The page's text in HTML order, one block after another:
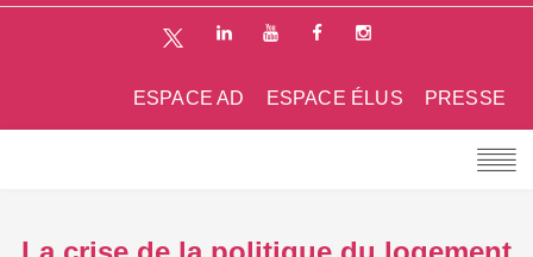
PRESSE
ESPACE ÉLUS
ESPACE AD